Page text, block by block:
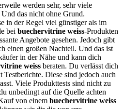
werden sehr, sehr viele
das nicht ohne Grund.
in der Regel viel günstiger als im
bei buechervitrine weiss-Produkten
Angebote gesehen. Jedoch gibt
einen großen Nachteil. Und das ist
in der Nähe und kann dich
weiss beraten. Du verlässt dich
Testberichte. Diese sind jedoch auch
Viele Produkttests sind nicht zu
unbedingt auf die Quelle achten
von einem buechervitrine weiss